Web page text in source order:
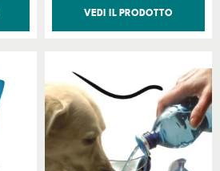
VEDI IL PRODOTTO